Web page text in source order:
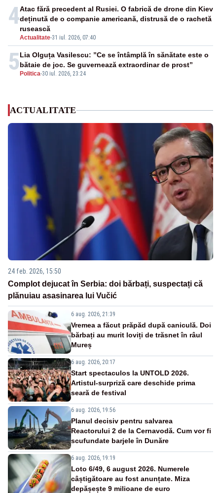
4
Actualitate-31 iul. 2026, 07:40
Atac fără precedent al Rusiei. O fabrică de drone din Kiev
deținută de o companie americană, distrusă de o rachetă
rusească
5 Politica-30 iul. 2026, 23:24
Lia Olguța Vasilescu: ”Ce se întâmplă în sănătate este o
bătaie de joc. Se guvernează extraordinar de prost”
ACTUALITATE
24 feb. 2026, 15:50
Complot dejucat în Serbia: doi bărbați, suspectați că
plănuiau asasinarea lui Vučić
6 aug. 2026, 21:39
Vremea a făcut prăpăd după caniculă. Doi
bărbați au murit loviți de trăsnet în râul
Mureș
6 aug. 2026, 20:17
Start spectaculos la UNTOLD 2026.
Artistul-surpriză care deschide prima
seară de festival
6 aug. 2026, 19:56
Planul decisiv pentru salvarea
Reactorului 2 de la Cernavodă. Cum vor fi
scufundate barjele în Dunăre
6 aug. 2026, 19:19
Loto 6/49, 6 august 2026. Numerele
câștigătoare au fost anunțate. Miza
depășește 9 milioane de euro